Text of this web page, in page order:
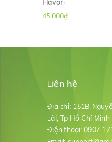
Flavor)
45.000₫
Liên hệ
Địa chỉ: 151B
Lài, Tp Hồ Chí Minh
Điện thoại: 0907